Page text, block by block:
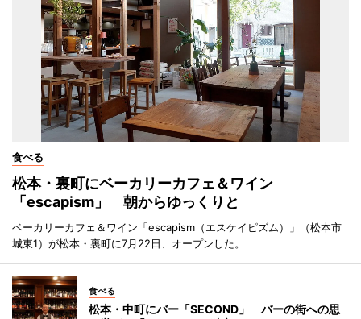
食べる
松本・裏町にベーカリーカフェ＆ワイン
「escapism」 朝からゆっくりと
ベーカリーカフェ＆ワイン「escapism（エスケイピズム）」（松本市
城東1）が松本・裏町に7月22日、オープンした。
食べる
松本・中町にバー「SECOND」 バーの街への思